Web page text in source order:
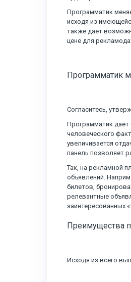
Программатик
исходя из
также дает
цене для
Программатик
Согласитесь,
Программатик
человеческого
увеличивается
панель позволяет
Так, на рекламной
объявлений.
билетов,
релевантные
заинтересованных
Преимущества
Исходя из всего